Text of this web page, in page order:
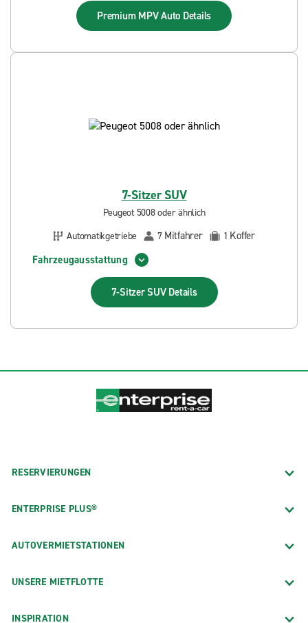
Premium MPV Auto Details
7-Sitzer SUV
Peugeot 5008 oder ähnlich
Automatikgetriebe
7 Mitfahrer 1 Koffer
Fahrzeugausstattung
7-Sitzer SUV Details
RESERVIERUNGEN
ENTERPRISE PLUS®
AUTOVERMIETSTATIONEN
UNSERE MIETFLOTTE
INSPIRATION